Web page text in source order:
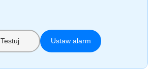
Testuj Ustaw alarm